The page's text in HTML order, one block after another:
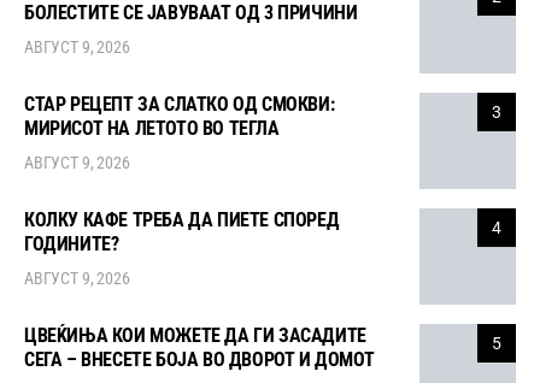
БОЛЕСТИТЕ СЕ ЈАВУВААТ ОД 3 ПРИЧИНИ
АВГУСТ 9, 2026
3
СТАР РЕЦЕПТ ЗА СЛАТКО ОД СМОКВИ:
МИРИСОТ НА ЛЕТОТО ВО ТЕГЛА
АВГУСТ 9, 2026
4
КОЛКУ КАФЕ ТРЕБА ДА ПИЕТЕ СПОРЕД
ГОДИНИТЕ?
АВГУСТ 9, 2026
5
ЦВЕЌИЊА КОИ МОЖЕТЕ ДА ГИ ЗАСАДИТЕ
СЕГА – ВНЕСЕТЕ БОЈА ВО ДВОРОТ И ДОМОТ